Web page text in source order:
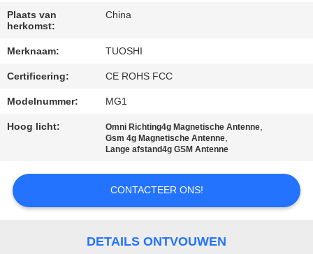
VR
SITEMAP
PRIVACY
Plaats van
herkomst:
China
Merknaam: TUOSHI
Certificering: CE ROHS FCC
Modelnummer: MG1
Hoog licht: Omni Richting4g Magnetische Antenne,
Gsm 4g Magnetische Antenne,
Lange afstand4g GSM Antenne
CONTACTEER ONS!
DETAILS ONTVOUWEN